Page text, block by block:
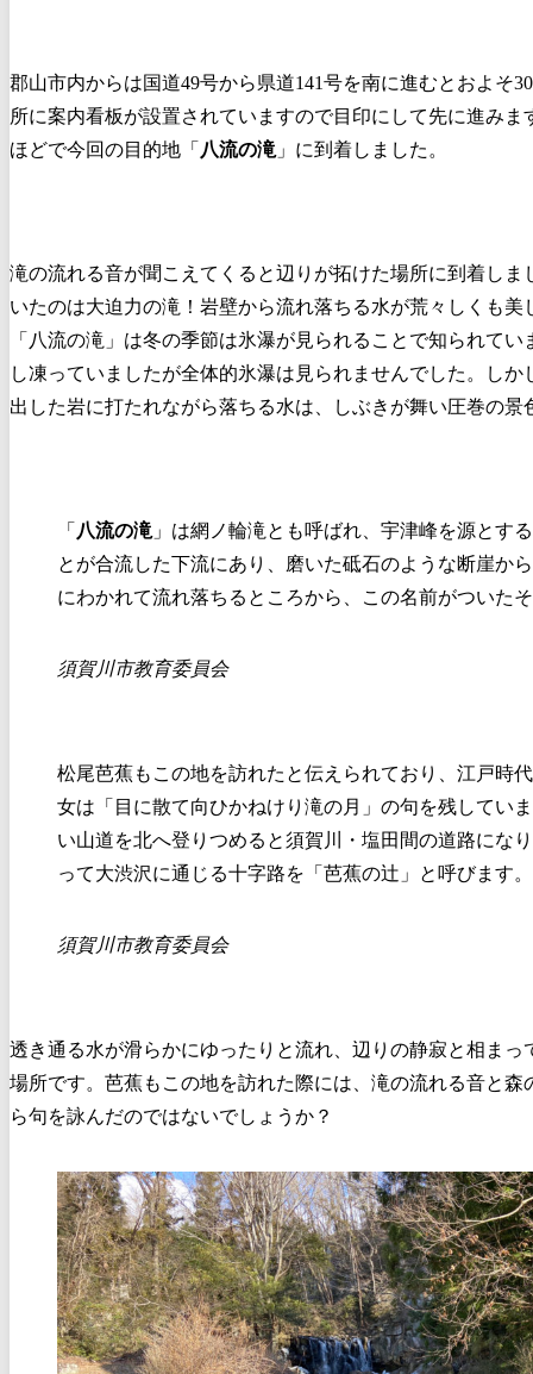
郡山市内からは国道49号から県道141号を南に進むとおよそ
所に案内看板が設置されていますので目印にして先に進みま
ほどで今回の目的地「 八流の滝 」に到着しました。
滝の流れる音が聞こえてくると辺りが拓けた場所に到着しま
いたのは大迫力の滝！岩壁から流れ落ちる水が荒々しくも美
「八流の滝」は冬の季節は氷瀑が見られることで知られて
し凍っていましたが全体的氷瀑は見られませんでした。しか
出した岩に打たれながら落ちる水は、しぶきが舞い圧巻の景
「 八流の滝 」は網ノ輪滝とも呼ばれ、宇津峰を源とす
とが合流した下流にあり、磨いた砥石のような断崖か
にわかれて流れ落ちるところから、この名前がついた
須賀川市教育委員会
松尾芭蕉もこの地を訪れたと伝えられており、江戸時
女は「目に散て向ひかねけり滝の月」の句を残してい
い山道を北へ登りつめると須賀川・塩田間の道路にな
って大渋沢に通じる十字路を「芭蕉の辻」と呼びます。
須賀川市教育委員会
透き通る水が滑らかにゆったりと流れ、辺りの静寂と相まっ
場所です。芭蕉もこの地を訪れた際には、滝の流れる音と森
ら句を詠んだのではないでしょうか？